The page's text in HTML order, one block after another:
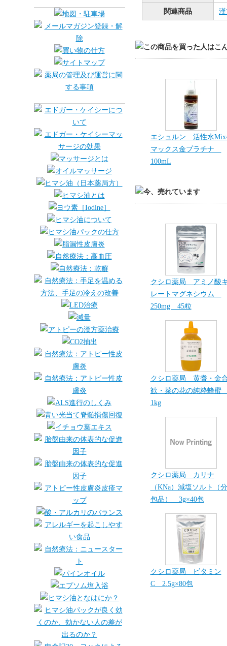
関連商品
エシュルン 活性水
マックス金プラチナ
100mL
クシロ薬局 アミノ酸
レートマグネシウム
250mg 45粒
クシロ薬局 黄耆・金
歓・菜の花の純粋蜂
1kg
クシロ薬局 カリナ
（KNa）減塩ソルト（分
包品） 3g×40包
クシロ薬局 ビタミン
C 2.5g×80包